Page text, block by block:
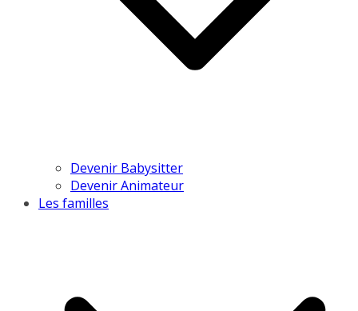
Devenir Babysitter
Devenir Animateur
Les familles